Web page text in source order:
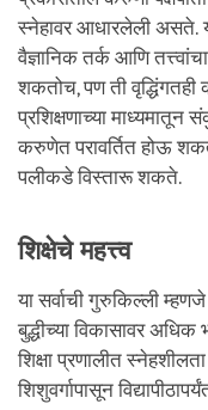
स्नेहावर आधारलेली असते.
वैज्ञानिक तर्क आणि
शकतोच, पण ती
प्रशिक्षणाच्या माध्यमातून
करुणेत परावर्तित होऊ
पलीकडे विस्तारू शकते.
शिक्षेचे महत्त्व
या सर्वाची गुरुकिल्ली
बुद्धीच्या विकासावर
शिक्षा प्रणालीत
शिशुवर्गापासून